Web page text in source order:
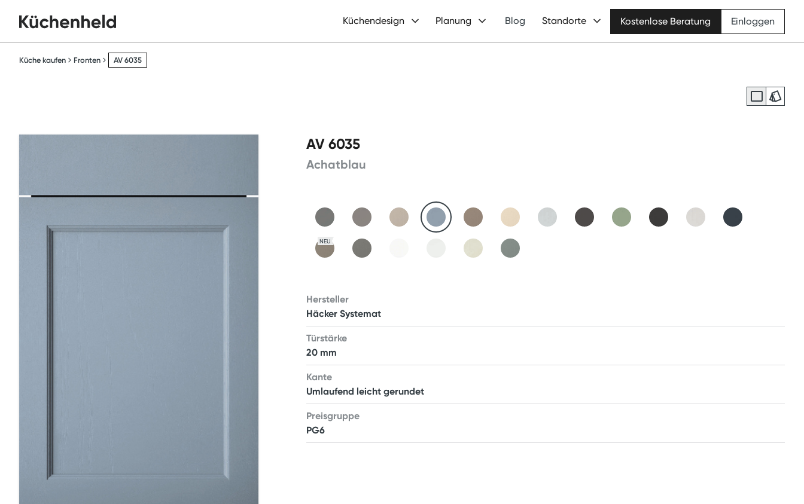
Küchendesign Planung Blog Standorte Kostenlose Beratung Einloggen
Küche kaufen Fronten AV 6035
AV 6035
Achatblau
NEU
Hersteller
Häcker Systemat
Türstärke
20 mm
Kante
Umlaufend leicht gerundet
Preisgruppe
PG6